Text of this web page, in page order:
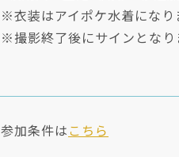
※衣装はアイポケ水着になり
※撮影終了後にサインとなり
参加条件は こちら